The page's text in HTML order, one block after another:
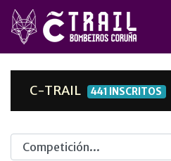
C-TRAIL 441 INSCRITOS
Competicion